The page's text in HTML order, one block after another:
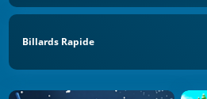
Billards Rapide